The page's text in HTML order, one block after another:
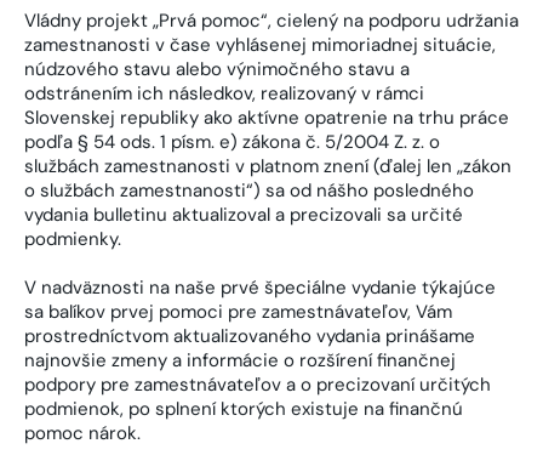
Vládny projekt „Prvá pomoc“, cielený na podporu udržania
zamestnanosti v čase vyhlásenej mimoriadnej situácie,
núdzového stavu alebo výnimočného stavu a
odstránením ich následkov, realizovaný v rámci
Slovenskej republiky ako aktívne opatrenie na trhu práce
podľa § 54 ods. 1 písm. e) zákona č. 5/2004 Z. z. o
službách zamestnanosti v platnom znení (ďalej len „zákon
o službách zamestnanosti“) sa od nášho posledného
vydania bulletinu aktualizoval a precizovali sa určité
podmienky.
V nadväznosti na naše prvé špeciálne vydanie týkajúce
sa balíkov prvej pomoci pre zamestnávateľov, Vám
prostredníctvom aktualizovaného vydania prinášame
najnovšie zmeny a informácie o rozšírení finančnej
podpory pre zamestnávateľov a o precizovaní určitých
podmienok, po splnení ktorých existuje na finančnú
pomoc nárok.